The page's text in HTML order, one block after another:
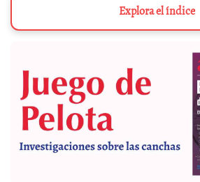
Explora el índice